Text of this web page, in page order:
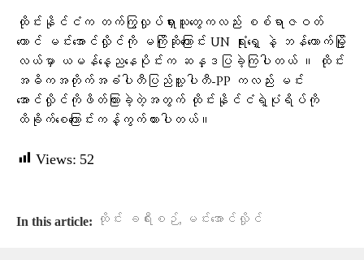
ထိုင်းနိုင်ငံက တက်ကြွလှုပ်ရှားသူ​တွေကလည်း စစ်ရာဇဝတ်​
ကောင် မင်း​​အောင်လှိုင်ကို မကြိုဆို​ကြောင်း UN ရုံး​ရှေ့ နဲ့ ဘန်​ကောက်မြို့
လယ်မှာ ယမန်​နေ့ည​နေပိုင်းက ဆန္ဒပြခဲ့ကြပါတယ် ။ ထိုင်း
အဓိကအတိုက်အခံပါတီပြည်သူ့ပါတီ-PP ကလည်း မင်း​
အောင်လှိုင်ကိုဖိတ်ကြားခဲ့တဲ့အတွက် ထိုင်းနိုင်ငံရဲ့ပုံရိပ်ကို
ထိခိုက်​စေ​ကြောင်းကန့်ကွက်ထားပါတယ်။
Views: 52
In this article: ထိုင်း ခရီးစဉ်, မင်းအောင်လှိုင်